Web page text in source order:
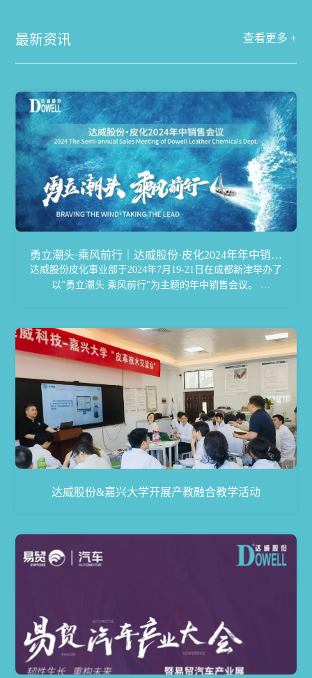
最新资讯 查看更多 +
勇立潮头·乘风前行｜达威股份·皮化2024年年中销售
会议完美落幕
达威股份皮化事业部于2024年7月19-21日在成都新津举办了
以"勇立潮头 乘风前行"为主题的年中销售会议。
达威股份&嘉兴大学开展产教融合教学活动